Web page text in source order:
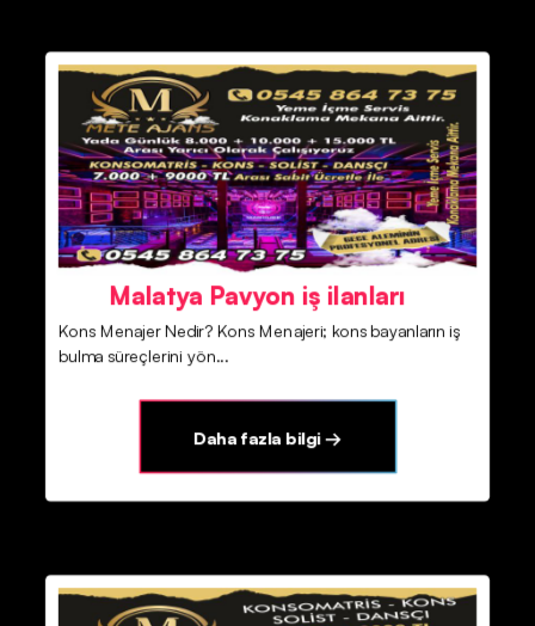
Malatya Pavyon iş ilanları
Kons Menajer Nedir? Kons Menajeri; kons bayanların iş
bulma süreçlerini yön...
Daha fazla bilgi →